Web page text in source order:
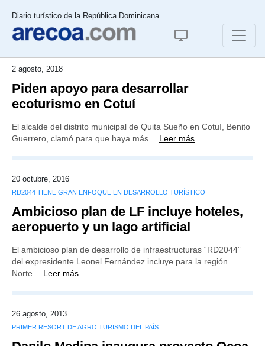
Diario turístico de la República Dominicana
2 agosto, 2018
Piden apoyo para desarrollar
ecoturismo en Cotuí
El alcalde del distrito municipal de Quita Sueño en Cotuí, Benito
Guerrero, clamó para que haya más… Leer más
20 octubre, 2016
RD2044 TIENE GRAN ENFOQUE EN DESARROLLO TURÍSTICO
Ambicioso plan de LF incluye hoteles,
aeropuerto y un lago artificial
El ambicioso plan de desarrollo de infraestructuras “RD2044”
del expresidente Leonel Fernández incluye para la región
Norte… Leer más
26 agosto, 2013
PRIMER RESORT DE AGRO TURISMO DEL PAÍS